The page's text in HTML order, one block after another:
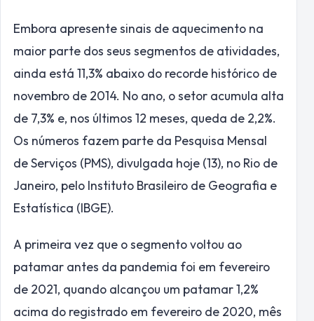
Embora apresente sinais de aquecimento na
maior parte dos seus segmentos de atividades,
ainda está 11,3% abaixo do recorde histórico de
novembro de 2014. No ano, o setor acumula alta
de 7,3% e, nos últimos 12 meses, queda de 2,2%.
Os números fazem parte da Pesquisa Mensal
de Serviços (PMS), divulgada hoje (13), no Rio de
Janeiro, pelo Instituto Brasileiro de Geografia e
Estatística (IBGE).
A primeira vez que o segmento voltou ao
patamar antes da pandemia foi em fevereiro
de 2021, quando alcançou um patamar 1,2%
acima do registrado em fevereiro de 2020, mês